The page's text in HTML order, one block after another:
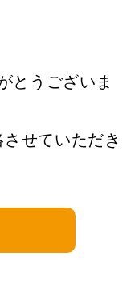
とうございま
せていただき